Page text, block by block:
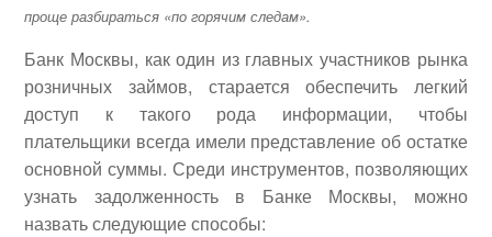
проще разбираться «по горячим следам».
Банк Москвы, как один из главных участников рынка
розничных займов, старается обеспечить легкий
доступ к такого рода информации, чтобы
плательщики всегда имели представление об остатке
основной суммы. Среди инструментов, позволяющих
узнать задолженность в Банке Москвы, можно
назвать следующие способы: